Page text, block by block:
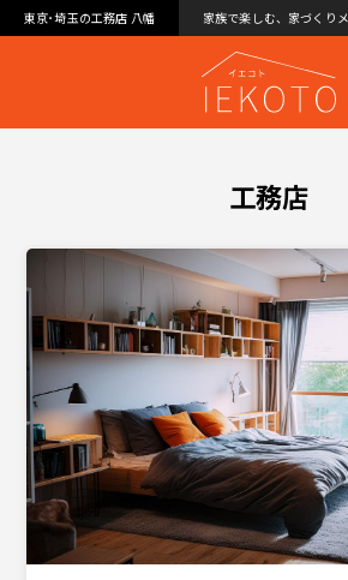
東京･埼玉の工務店 八幡 家族で楽しむ、家づくり
工務店